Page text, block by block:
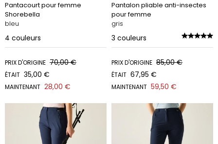
Pantacourt pour femme
Shorebella
bleu
4 couleurs
PRIX D'ORIGINE 70,00 €
ÉTAIT 35,00 €
MAINTENANT 28,00 €
Pantalon pliable anti-insectes
pour femme
gris
3 couleurs
PRIX D'ORIGINE 85,00 €
ÉTAIT 67,95 €
MAINTENANT 59,50 €